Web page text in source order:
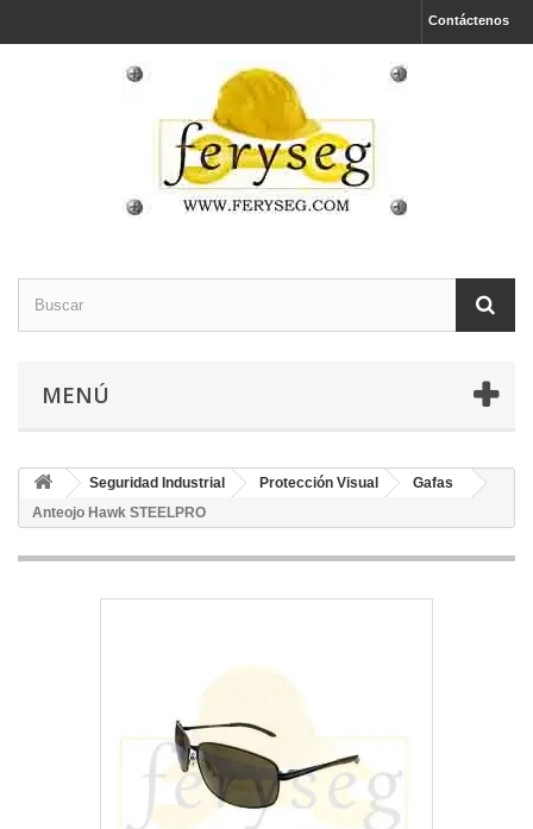
Contáctenos
MENÚ
Seguridad Industrial Protección Visual
Gafas
Anteojo Hawk STEELPRO